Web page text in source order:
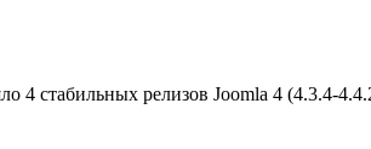
стабильных релизов Joomla 4 (4.3.4-